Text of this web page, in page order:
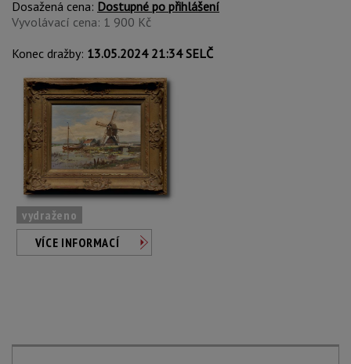
Dosažená cena: Dostupné po přihlášení
Vyvolávací cena: 1 900 Kč
Konec dražby: 13.05.2024 21:34 SELČ
vydraženo
VÍCE INFORMACÍ